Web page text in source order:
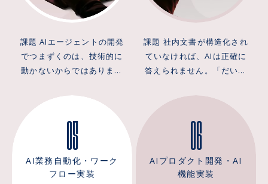
業務が、実際に現場で動い
た実績です。生成AIコンサ
ると、この最初の1件にたど
り着く前に検討が止まって
しまいます。 ARCHECOの
成AIコンサルティングは、
経営課題の棚卸しとAI適用
領域の特定から始めます。
ここまでは一般的なAIコン
サルと同じです。違うの
は、そこから先を「やるこ
セキュリティ要件も曖昧な
足りないものに気づく、と
いう機会損失につながりま
す。 ARCHECOのアプロー
プロンプト設計、業務シス
テムへの接続、受入・定着
までを一気通貫で設計しま
す。PoCを作ること自体は
難しくありません。
課題 AIエージェントの開発
でつまずくのは、技術的に
動かないからではありませ
全部を任せると、複雑な業
務は途中で止まります。止
態で本番に出すと、本来は
任せてはいけない処理まで
課題 社内文書が構造化され
ていなければ、AIは正確に
答えられません。「だいた
く、社内の知識を検索前に
どう構造化するかを飛ばし
05
AI業務自動化・ワーク
フロー実装
06
AIプロダクト開発・AI
機能実装